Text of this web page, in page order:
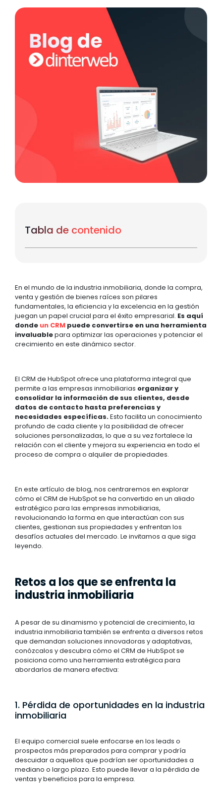
Tabla de contenido
En el mundo de la industria inmobiliaria, donde la compra,
venta y gestión de bienes raíces son pilares
fundamentales, la eficiencia y la excelencia en la gestión
juegan un papel crucial para el éxito empresarial. Es aquí
donde un CRM puede convertirse en una herramienta
invaluablepara optimizar las operaciones y potenciar el
crecimiento en este dinámico sector.
El CRM de HubSpot ofrece una plataforma integral que
permite a las empresas inmobiliarias organizar y
consolidar la información de sus clientes, desde
datos de contacto hasta preferencias y
necesidades específicas.Esto facilita un conocimiento
profundo de cada cliente y la posibilidad de ofrecer
soluciones personalizadas, lo que a su vez fortalece la
relación con el cliente y mejora su experiencia en todo el
proceso de compra o alquiler de propiedades.
En este artículo de blog, nos centraremos en explorar
cómo el CRM de HubSpot se ha convertido en un aliado
estratégico para las empresas inmobiliarias,
revolucionando la forma en que interactúan con sus
clientes, gestionan sus propiedades y enfrentan los
desafíos actuales del mercado. Le invitamos a que siga
leyendo.
Retos a los que se enfrenta la
industria inmobiliaria
A pesar de su dinamismo y potencial de crecimiento, la
industria inmobiliaria también se enfrenta a diversos retos
que demandan soluciones innovadoras y adaptativas,
conózcalos y descubra cómo el CRM de HubSpot se
posiciona como una herramienta estratégica para
abordarlos de manera efectiva:
1. Pérdida de oportunidades en la industria
inmobiliaria
El equipo comercial suele enfocarse en los leads o
prospectos más preparados para comprar y podría
descuidar a aquellos que podrían ser oportunidades a
mediano o largo plazo. Esto puede llevar a la pérdida de
ventas y beneficios para la empresa.